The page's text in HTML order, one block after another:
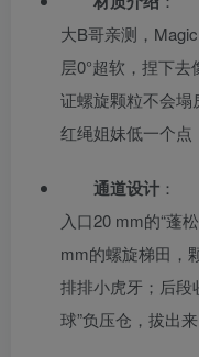
大B哥亲测，
层0°超软，捏下
证螺旋颗粒不会塌
红绳姐妹低一个点
通道设计 ：
入口20 mm的“蓬
mm的螺旋梯田，
排排小虎牙；后段
球”负压仓，拔出来